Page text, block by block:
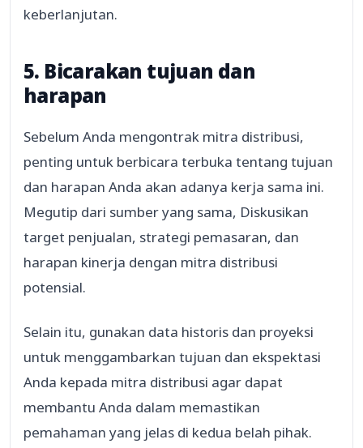
keberlanjutan.
5. Bicarakan tujuan dan
harapan
Sebelum Anda mengontrak mitra distribusi,
penting untuk berbicara terbuka tentang tujuan
dan harapan Anda akan adanya kerja sama ini.
Megutip dari sumber yang sama, Diskusikan
target penjualan, strategi pemasaran, dan
harapan kinerja dengan mitra distribusi
potensial.
Selain itu, gunakan data historis dan proyeksi
untuk menggambarkan tujuan dan ekspektasi
Anda kepada mitra distribusi agar dapat
membantu Anda dalam memastikan
pemahaman yang jelas di kedua belah pihak.